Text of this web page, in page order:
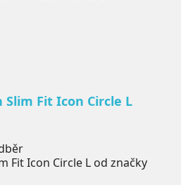
Slim Fit Icon Circle L
Fit Icon Circle L od značky